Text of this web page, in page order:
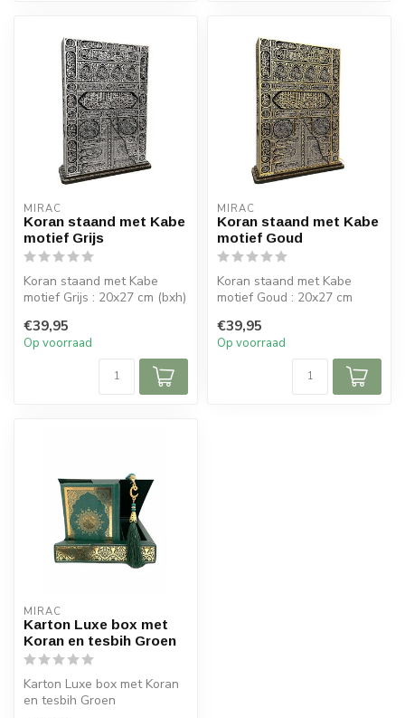
MIRAC
Koran staand met Kabe
motief Grijs
Koran staand met Kabe
motief Grijs : 20x27 cm (bxh)
€39,95
Op voorraad
MIRAC
Koran staand met Kabe
motief Goud
Koran staand met Kabe
motief Goud : 20x27 cm
€39,95
Op voorraad
MIRAC
Karton Luxe box met
Koran en tesbih Groen
Karton Luxe box met Koran
en tesbih Groen